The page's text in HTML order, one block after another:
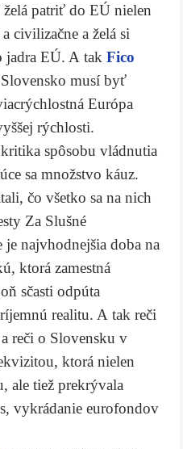
patriť do EÚ nielen
civilizačne a želá si
jadra EÚ. A tak Fico
musí byť
Európa
rýchlosti.
spôsobu vládnutia
sa množstvo káuz.
čo všetko sa na nich
Za Slušné
najvhodnejšia doba na
ktorá zamestná
sčasti odpúta
realitu. A tak reči
reči o Slovensku v
ktorá nielen
ale tiež prekrývala
vykrádanie eurofondov